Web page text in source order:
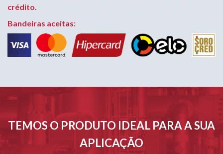
crédito.
Bandeiras aceitas:
TEMOS O PRODUTO IDEAL PARA A SUA
APLICAÇÃO